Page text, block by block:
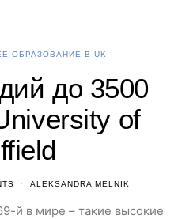
ОБРАЗОВАНИЕ В UK
до 3500
of
ALEKSANDRA MELNIK
й в мире – такие высокие